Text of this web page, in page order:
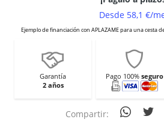
Garantía
2 años
Pago 100% seguro
Compartir: